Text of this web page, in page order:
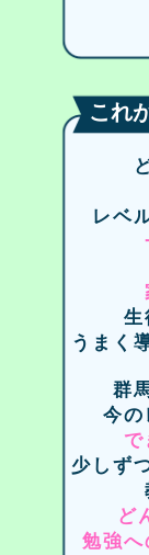
これ
レベ
生
うまく
群
今の
で
少しず
ど
勉強へ